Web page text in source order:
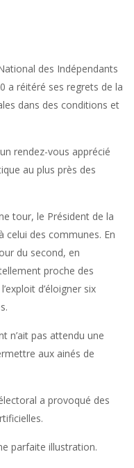
des Indépendants
a réitéré ses regrets de la
dans des conditions et
rendez-vous apprécié
au plus près des
tour, le Président de la
celui des communes. En
du second, en
proche des
d’éloigner six
n’ait pas attendu une
aux ainés de
a provoqué des
parfaite illustration.